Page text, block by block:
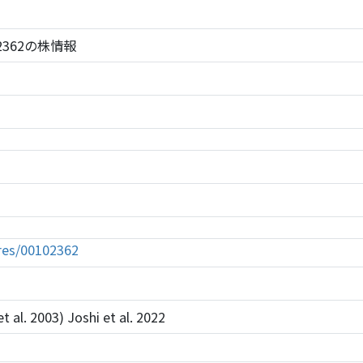
の株情報
00102362
al. 2003) Joshi et al. 2022